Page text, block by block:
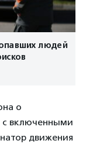
людей
о
с включенными
движения